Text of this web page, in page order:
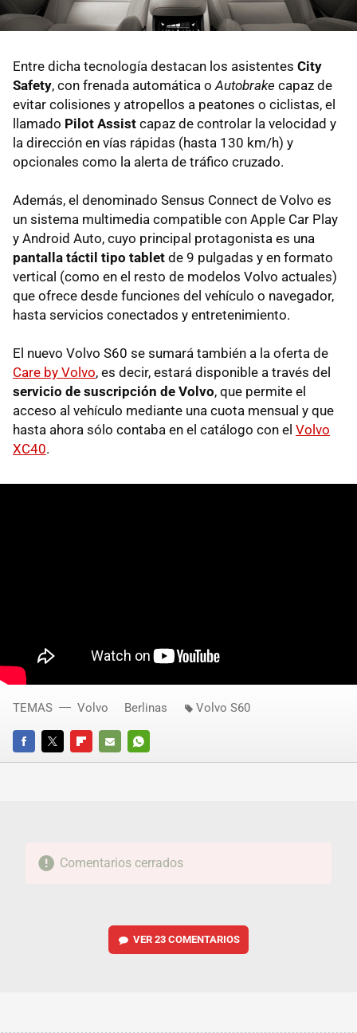
Entre dicha tecnología destacan los asistentes City
Safety, con frenada automática o Autobrake capaz de
evitar colisiones y atropellos a peatones o ciclistas, el
llamado Pilot Assist capaz de controlar la velocidad y
la dirección en vías rápidas (hasta 130 km/h) y
opcionales como la alerta de tráfico cruzado.
Además, el denominado Sensus Connect de Volvo es
un sistema multimedia compatible con Apple Car Play
y Android Auto, cuyo principal protagonista es una
pantalla táctil tipo tablet de 9 pulgadas y en formato
vertical (como en el resto de modelos Volvo actuales)
que ofrece desde funciones del vehículo o navegador,
hasta servicios conectados y entretenimiento.
El nuevo Volvo S60 se sumará también a la oferta de
Care by Volvo, es decir, estará disponible a través del
servicio de suscripción de Volvo, que permite el
acceso al vehículo mediante una cuota mensual y que
hasta ahora sólo contaba en el catálogo con el Volvo
XC40.
FACEBOOKTWITTERFLIPBOARD
E-
WHATSAPP
TEMAS Volvo Berlinas Volvo S60
Comentarios cerrados
VER 23 COMENTARIOS